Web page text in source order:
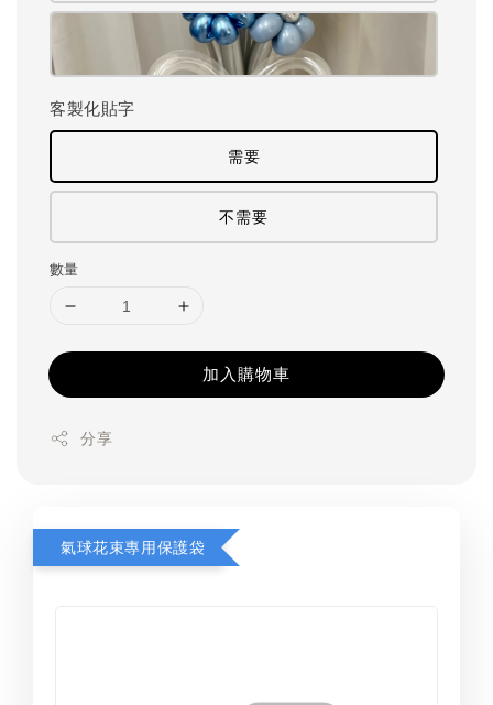
客製化貼字
需要
不需要
數量
加入購物車
分享
氣球花束專用保護袋